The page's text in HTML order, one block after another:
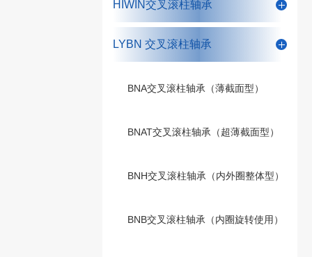
HIWIN交叉滚柱轴承
LYBN 交叉滚柱轴承
BNA交叉滚柱轴承（薄截面型）
BNAT交叉滚柱轴承（超薄截面型）
BNH交叉滚柱轴承（内外圈整体型）
BNB交叉滚柱轴承（内圈旋转使用）